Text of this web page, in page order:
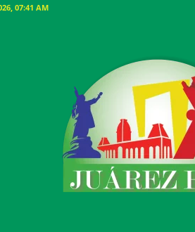
07:41 AM